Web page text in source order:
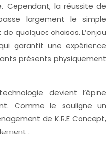
Cependant, la réussite de
largement le simple
quelques chaises. L’enjeu
garantit une expérience
présents physiquement
devient l’épine
Comme le souligne un
de K.R.E Concept,
: